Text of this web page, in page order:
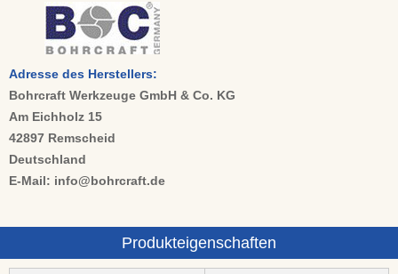
Adresse des Herstellers:
Bohrcraft Werkzeuge GmbH & Co. KG
Am Eichholz 15
42897 Remscheid
Deutschland
E-Mail: info@bohrcraft.de
Produkteigenschaften